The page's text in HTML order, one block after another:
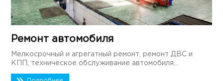
Ремонт автомобиля
Мелкосрочный и агрегатный ремонт, ремонт ДВС и
КПП, техническое обслуживание автомобиля...